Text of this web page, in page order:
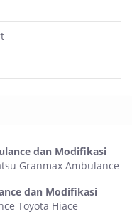
dan Modifikasi
Granmax Ambulance
dan Modifikasi
Toyota Hiace